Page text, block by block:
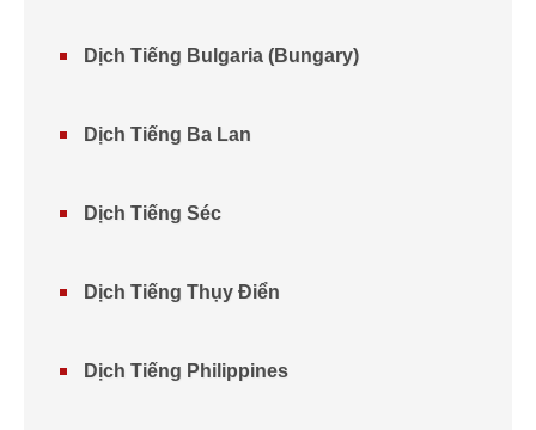
Dịch Tiếng Bulgaria (Bungary)
Dịch Tiếng Ba Lan
Dịch Tiếng Séc
Dịch Tiếng Thụy Điển
Dịch Tiếng Philippines